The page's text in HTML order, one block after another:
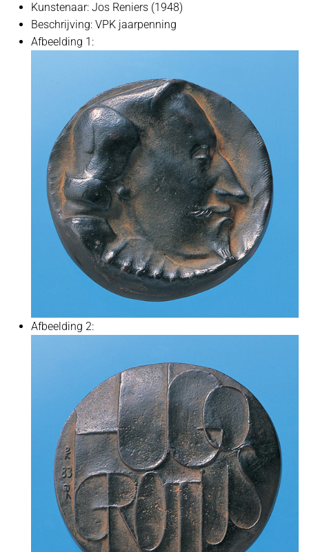
Kunstenaar: Jos Reniers (1948)
Beschrijving: VPK jaarpenning
Afbeelding 1:
Afbeelding 2: